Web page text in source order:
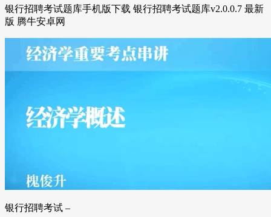
银行招聘考试题库手机版下载 银行招聘考试题库v2.0.0.7 最新
版 腾牛安卓网
银行招聘考试 –